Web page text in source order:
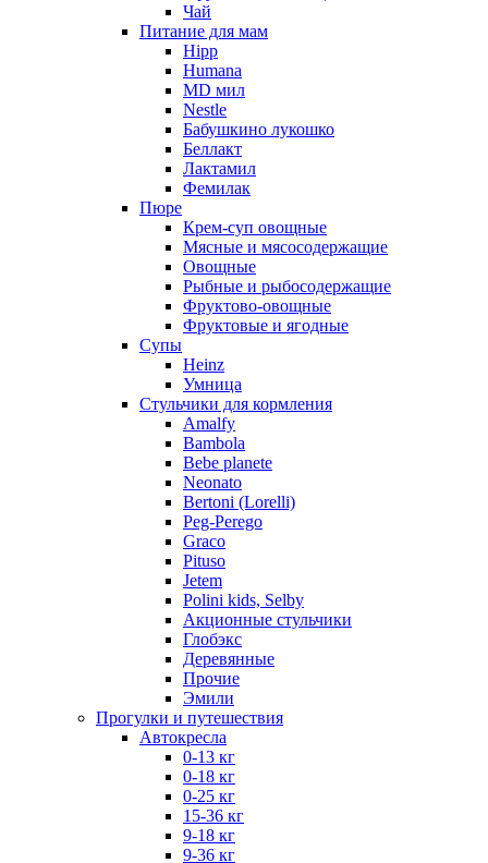
Чай
Питание для мам
Hipp
Humana
MD мил
Nestle
Бабушкино лукошко
Беллакт
Лактамил
Фемилак
Пюре
Крем-суп овощные
Мясные и мясосодержащие
Овощные
Рыбные и рыбосодержащие
Фруктово-овощные
Фруктовые и ягодные
Супы
Heinz
Умница
Стульчики для кормления
Amalfy
Bambola
Bebe planete
Neonato
Bertoni (Lorelli)
Peg-Perego
Graco
Pituso
Jetem
Polini kids, Selby
Акционные стульчики
Глобэкс
Деревянные
Прочие
Эмили
Прогулки и путешествия
Автокресла
0-13 кг
0-18 кг
0-25 кг
15-36 кг
9-18 кг
9-36 кг